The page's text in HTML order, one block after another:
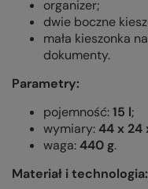
organizer;
dwie boczne
mała kieszonka
dokumenty.
Parametry:
pojemność:15 l;
wymiary:44 x 24
waga:440 g.
Materiał i technologia: